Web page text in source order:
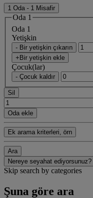
1 Oda - 1 Misafir
Oda 1
Oda 1
Yetişkin
- Bir yetişkin çıkarın
+Bir yetişkin ekle
Çocuk(lar)
- Çocuk kaldır
Sil
Oda ekle
Ek arama kriterleri, örn
Ara
Nereye seyahat ediyorsunuz?
Skip search by categories
Şuna göre ara